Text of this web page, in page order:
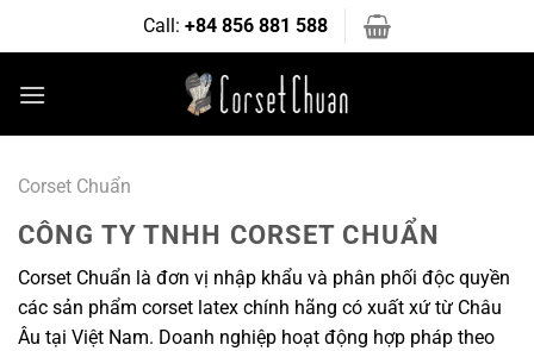
dung
Call: +84 856 881 588
Corset Chuẩn
CÔNG TY TNHH CORSET CHUẨN
Corset Chuẩn là đơn vị nhập khẩu và phân phối độc quyền
các sản phẩm corset latex chính hãng có xuất xứ từ Châu
Âu tại Việt Nam. Doanh nghiệp hoạt động hợp pháp theo